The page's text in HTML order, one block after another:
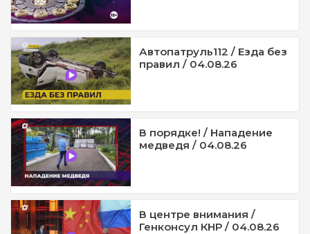
Автопатруль112 / Езда без
правил / 04.08.26
В порядке! / Нападение
медведя / 04.08.26
В центре внимания /
Генконсул КНР / 04.08.26